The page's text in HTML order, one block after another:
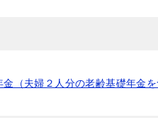
金（夫婦２人分の老齢基礎年金